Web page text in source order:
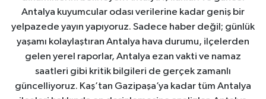
Antalya kuyumcular odası verilerine kadar geniş bir
yelpazede yayın yapıyoruz. Sadece haber değil; günlük
yaşamı kolaylaştıran Antalya hava durumu, ilçelerden
gelen yerel raporlar, Antalya ezan vakti ve namaz
saatleri gibi kritik bilgileri de gerçek zamanlı
güncelliyoruz. Kaş’tan Gazipaşa’ya kadar tüm Antalya